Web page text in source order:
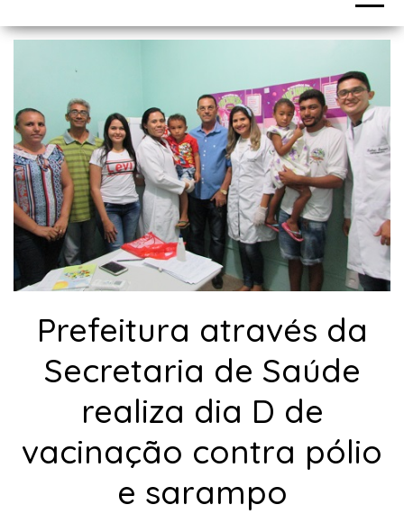
Prefeitura através da
Secretaria de Saúde
realiza dia D de
vacinação contra pólio
e sarampo